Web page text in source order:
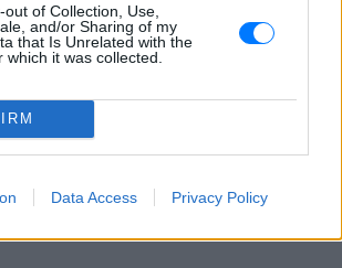
of Collection, Use,
and/or Sharing of my
that Is Unrelated with the
which it was collected.
Data Access Privacy Policy